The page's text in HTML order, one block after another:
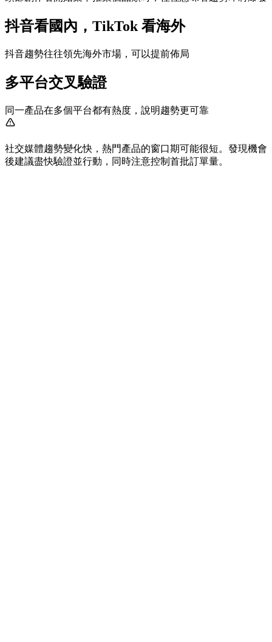
抖音看國內，TikTok 看海外
抖音趨勢往往領先海外市場，可以提前佈局
多平台交叉驗證
同一產品在多個平台都有熱度，說明趨勢更可靠
社交媒體趨勢變化快，熱門產品的窗口期可能很短。發現機會
後建議盡快驗證並行動，同時注意控制首批訂單量。